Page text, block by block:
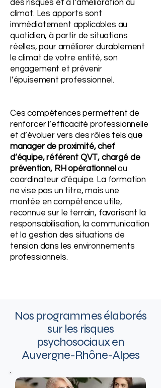
des risques et à l’amélioration du
climat. Les apports sont
immédiatement applicables au
quotidien, à partir de situations
réelles, pour améliorer durablement
le climat de votre entité, son
engagement et prévenir
l’épuisement professionnel.
Ces compétences permettent de
renforcer l’efficacité professionnelle
et d’évoluer vers des rôles tels que
manager de proximité, chef
d’équipe, référent QVT, chargé de
prévention, RH opérationnelou
coordinateur d’équipe. La formation
ne vise pas un titre, mais une
montée en compétence utile,
reconnue sur le terrain, favorisant la
responsabilisation, la communication
et la gestion des situations de
tension dans les environnements
professionnels.
Nos programmes élaborés
sur les risques
psychosociaux en
Auvergne-Rhône-Alpes